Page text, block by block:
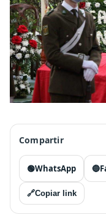
Compartir
🟢WhatsApp 🔵
🔗Copiar link